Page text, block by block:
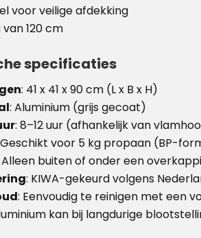
voor veilige afdekking
120 cm
specificaties
: 41 x 41 x 90 cm (L x B x H)
: Aluminium (grijs gecoat)
: 8–12 uur (afhankelijk van
voor 5 kg propaan (BP-
Alleen buiten of onder een
: KIWA-gekeurd volgens
: Eenvoudig te reinigen met een
kan bij langdurige